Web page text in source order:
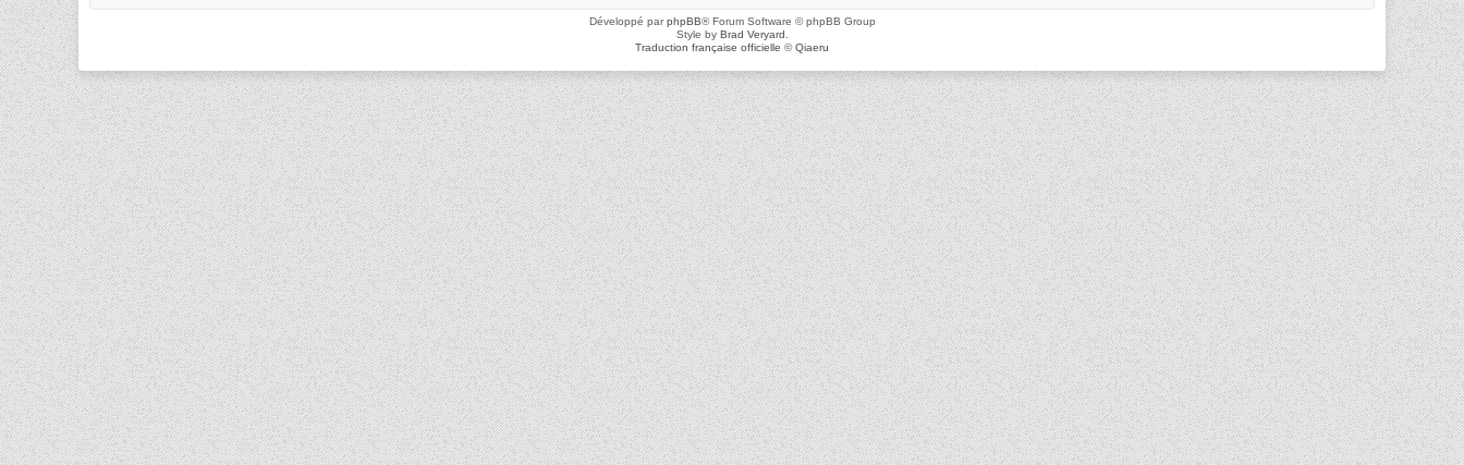
Développé parphpBB® Forum Software © phpBB Group
Style by Brad Veryard
Traduction française officielle ©Qiaeru